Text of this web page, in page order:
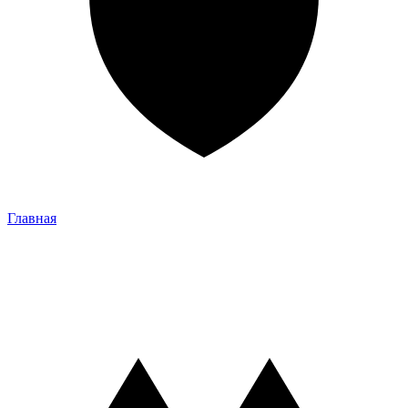
Главная
Главная